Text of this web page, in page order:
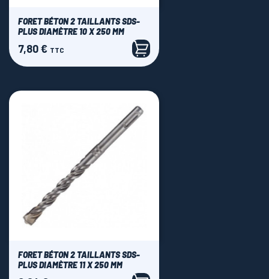
FORET BÉTON 2 TAILLANTS SDS-
PLUS DIAMÈTRE 10 X 250 MM
Prix
7,80 € TTC
FORET BÉTON 2 TAILLANTS SDS-
PLUS DIAMÈTRE 11 X 250 MM